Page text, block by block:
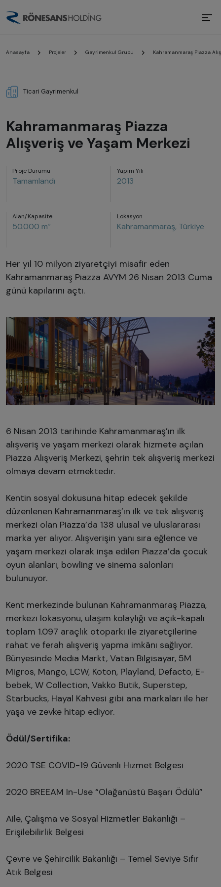
Anasayfa Projeler Gayrimenkul Grubu Kahramanmaraş Piazza
Ticari Gayrimenkul
Kahramanmaraş Piazza
Alışveriş ve Yaşam Merkezi
Proje Durumu
Tamamlandı
Yapım Yılı
2013
Alan/Kapasite
50.000 m²
Lokasyon
Kahramanmaraş, Türkiye
Her yıl 10 milyon ziyaretçiyi misafir eden
Kahramanmaraş Piazza AVYM 26 Nisan 2013 Cuma
günü kapılarını açtı.
6 Nisan 2013 tarihinde Kahramanmaraş’ın ilk
alışveriş ve yaşam merkezi olarak hizmete açılan
Piazza Alışveriş Merkezi, şehrin tek alışveriş merkezi
olmaya devam etmektedir.
Kentin sosyal dokusuna hitap edecek şekilde
düzenlenen Kahramanmaraş’ın ilk ve tek alışveriş
merkezi olan Piazza’da 138 ulusal ve uluslararası
marka yer alıyor. Alışverişin yanı sıra eğlence ve
yaşam merkezi olarak inşa edilen Piazza’da çocuk
oyun alanları, bowling ve sinema salonları
bulunuyor.
Kent merkezinde bulunan Kahramanmaraş Piazza,
merkezi lokasyonu, ulaşım kolaylığı ve açık-kapalı
toplam 1.097 araçlık otoparkı ile ziyaretçilerine
rahat ve ferah alışveriş yapma imkânı sağlıyor.
Bünyesinde Media Markt, Vatan Bilgisayar, 5M
Migros, Mango, LCW, Koton, Playland, Defacto, E-
bebek, W Collection, Vakko Butik, Superstep,
Starbucks, Hayal Kahvesi gibi ana markaları ile her
yaşa ve zevke hitap ediyor.
Ödül/Sertifika:
2020 TSE COVID-19 Güvenli Hizmet Belgesi
2020 BREEAM In-Use “Olağanüstü Başarı Ödülü”
Aile, Çalışma ve Sosyal Hizmetler Bakanlığı –
Erişilebilirlik Belgesi
Çevre ve Şehircilik Bakanlığı – Temel Seviye Sıfır
Atık Belgesi